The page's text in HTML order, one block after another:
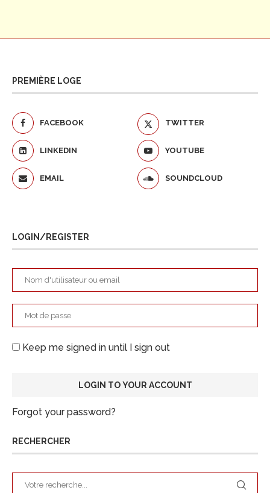
PREMIÈRE LOGE
FACEBOOK TWITTER
LINKEDIN YOUTUBE
EMAIL SOUNDCLOUD
LOGIN/REGISTER
Keep me signed in until I sign out
Forgot your password?
RECHERCHER